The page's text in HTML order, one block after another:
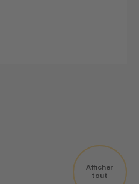
Afficher
tout